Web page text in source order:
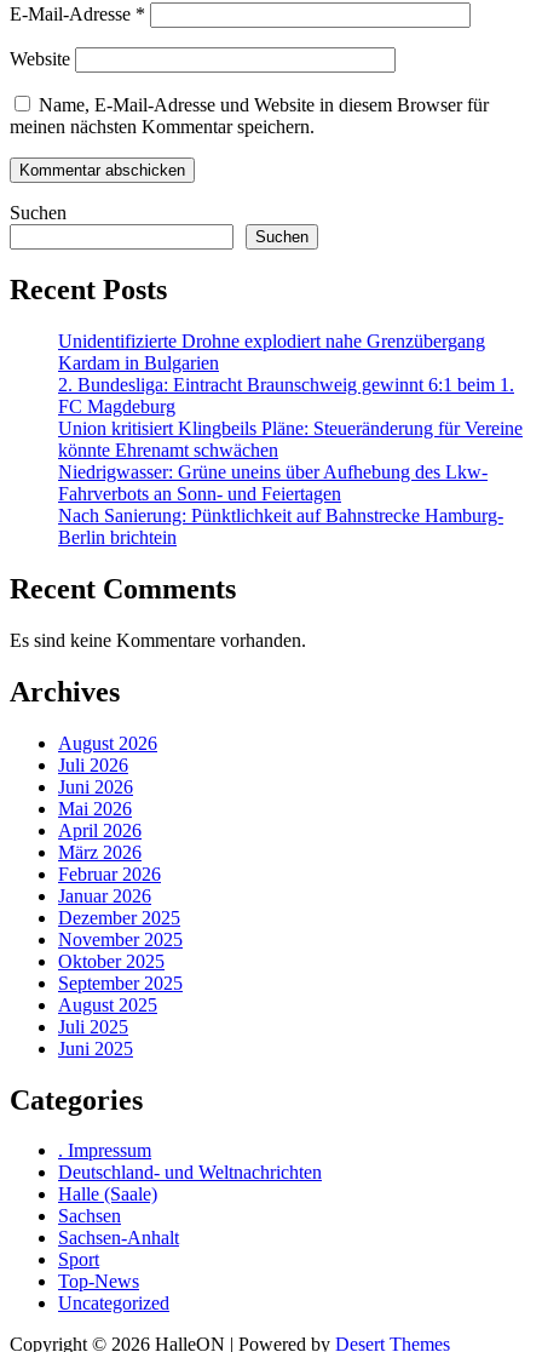
E-Mail-Adresse *
Website
Name, E-Mail-Adresse und Website in diesem Browser für
meinen nächsten Kommentar speichern.
Suchen
Suchen
Recent Posts
Unidentifizierte Drohne explodiert nahe Grenzübergang
Kardam in Bulgarien
2. Bundesliga: Eintracht Braunschweig gewinnt 6:1 beim 1.
FC Magdeburg
Union kritisiert Klingbeils Pläne: Steueränderung für Vereine
könnte Ehrenamt schwächen
Niedrigwasser: Grüne uneins über Aufhebung des Lkw-
Fahrverbots an Sonn- und Feiertagen
Nach Sanierung: Pünktlichkeit auf Bahnstrecke Hamburg-
Berlin brichtein
Recent Comments
Es sind keine Kommentare vorhanden.
Archives
August 2026
Juli 2026
Juni 2026
Mai 2026
April 2026
März 2026
Februar 2026
Januar 2026
Dezember 2025
November 2025
Oktober 2025
September 2025
August 2025
Juli 2025
Juni 2025
Categories
. Impressum
Deutschland- und Weltnachrichten
Halle (Saale)
Sachsen
Sachsen-Anhalt
Sport
Top-News
Uncategorized
Copyright © 2026 HalleON | Powered by Desert Themes